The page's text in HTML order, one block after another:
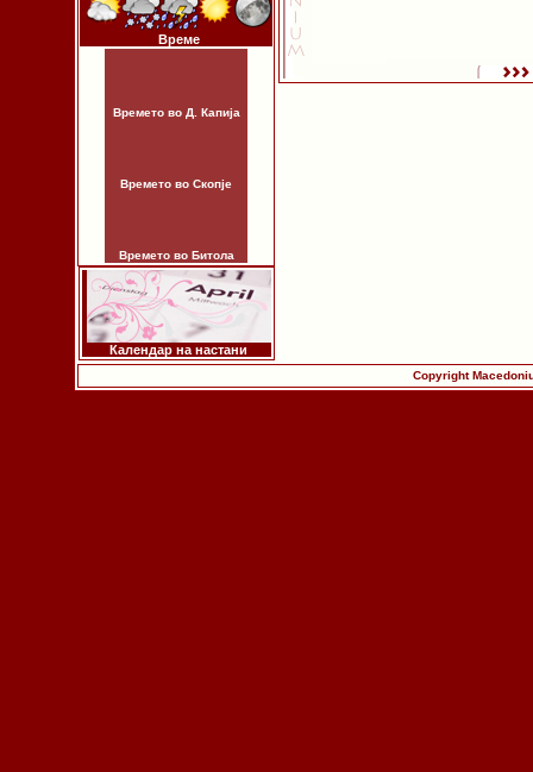
Време
Времето во Д. Капија
Времето во Скопје
Времето во Битола
Календар на настани
Copyright